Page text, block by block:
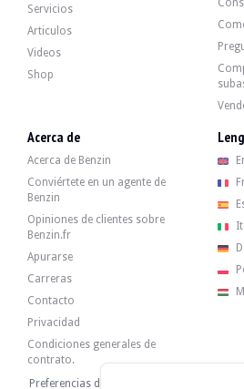
BMW M850i xDrive G15 - 2018
Servicios
Articulos
Videos
Shop
Acerca de
Acerca de Benzin
Conviértete en un agente de
Benzin
Opiniones de clientes sobre
Benzin.fr
Apurarse
Carreras
Contacto
Privacidad
Condiciones generales de
contrato.
Preferencias de cookies